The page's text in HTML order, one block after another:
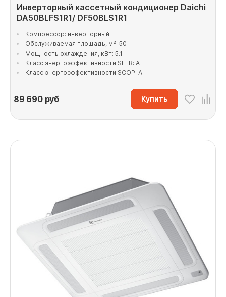
Инверторный кассетный кондиционер Daichi
DA50BLFS1R1/ DF50BLS1R1
Компрессор: инверторный
Обслуживаемая площадь, м²: 50
Мощность охлаждения, кВт: 5.1
Класс энергоэффективности SEER: A
Класс энергоэффективности SCOP: A
89 690руб Купить